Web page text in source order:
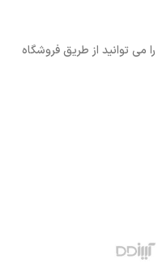
را می توانید از طریق فروشگاه